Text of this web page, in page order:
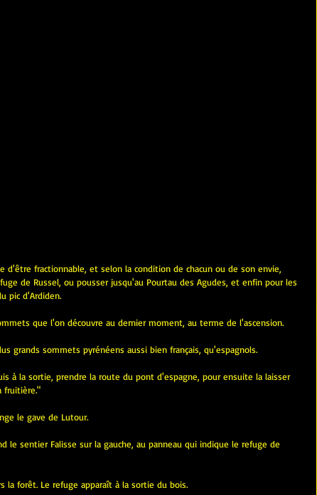
d'être fractionnable, et selon la condition de chacun ou de son envie,
de Russel, ou pousser jusqu'au Pourtau des Agudes, et enfin pour les
pic d'Ardiden.
que l'on découvre au dernier moment, au terme de l'ascension.
grands sommets pyrénéens aussi bien français, qu'espagnols.
à la sortie, prendre la route du pont d'espagne, pour ensuite la laisser
fruitière."
le gave de Lutour.
le sentier Falisse sur la gauche, au panneau qui indique le refuge de
la forêt. Le refuge apparaît à la sortie du bois.